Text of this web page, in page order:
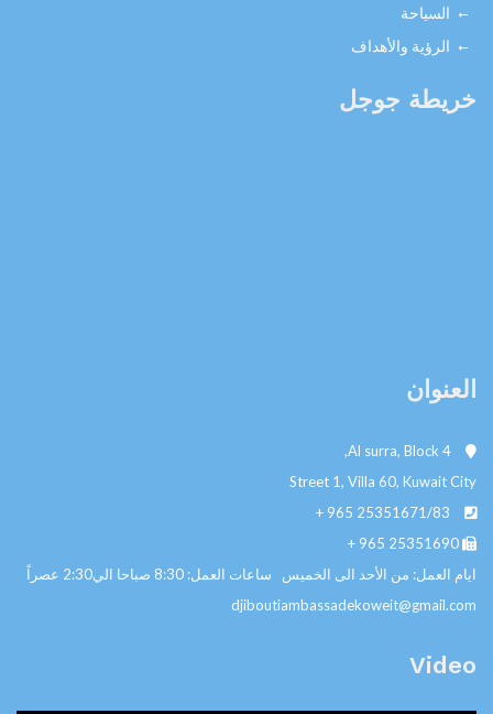
السياحة
الرؤية والأهداف
خريطة جوجل
العنوان
Street 1, Villa 60, Kuwait City
+ 965 25351671/83
+ 965 25351690
ايام العمل: من الأحد الى الخميس ساعات العمل: 8:30 صباحا الي2:30 عصراً
djiboutiambassadekoweit@gmail.com
Video